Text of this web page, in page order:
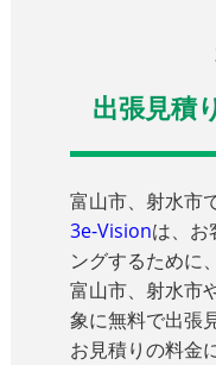
出張見積
富山市、射水市
3e-Visionは、お
ングするために、
富山市、射水市
象に無料で出張
お見積りの料金